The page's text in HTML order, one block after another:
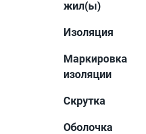
жил(ы)
Изоляция
Маркировка
изоляции
Скрутка
Оболочка